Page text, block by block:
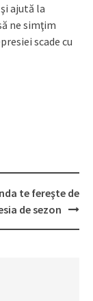
ajută la
ne simţim
scade cu
te fereşte de
de sezon